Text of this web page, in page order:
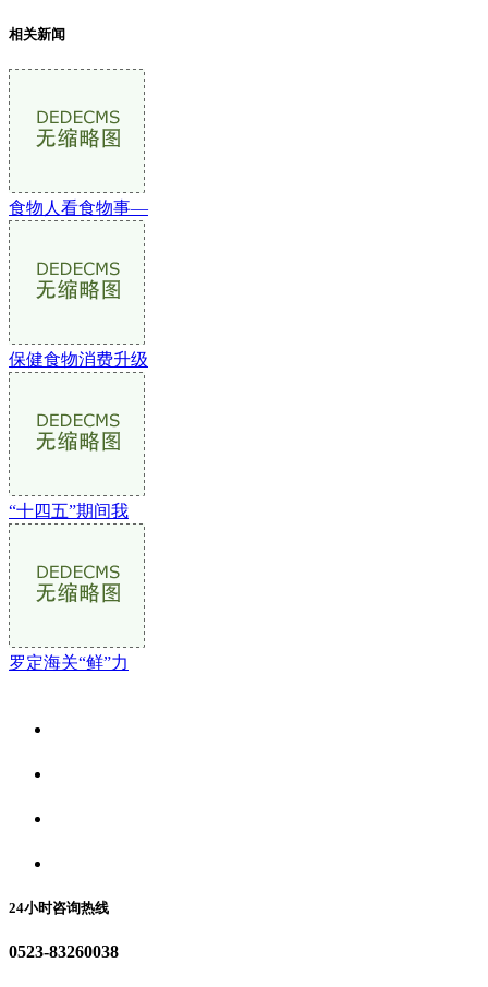
相关新闻
食物人看食物事—
保健食物消费升级
“十四五”期间我
罗定海关“鲜”力
24小时咨询热线
0523-83260038